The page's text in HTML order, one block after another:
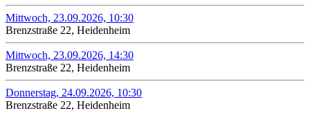
Mittwoch, 23.09.2026, 10:30
Brenzstraße 22, Heidenheim
Mittwoch, 23.09.2026, 14:30
Brenzstraße 22, Heidenheim
Donnerstag, 24.09.2026, 10:30
Brenzstraße 22, Heidenheim